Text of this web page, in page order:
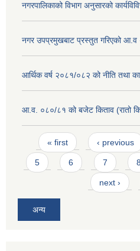
नगरपालिकाको विभाग अनुसारको
नगर उपप्रमुखबाट प्रस्तुत गरिएको
आर्थिक वर्ष २०८१/०८२ को नीति तथा
आ.व. ०८०/८१ को बजेट किताव (रातो
Pages
« first ‹ previous
5 6 7 8
next ›
अन्य